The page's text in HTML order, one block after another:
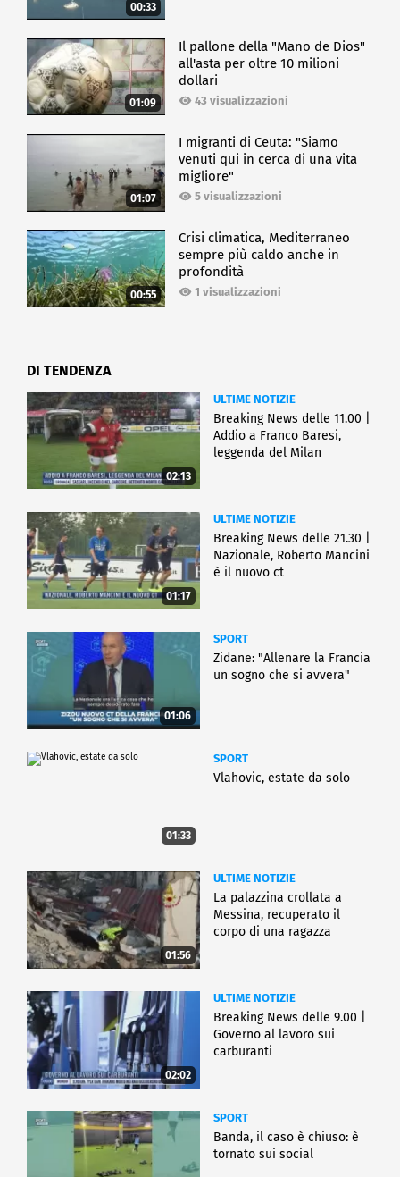
00:33
01:09
Il pallone della "Mano de Dios"
all'asta per oltre 10 milioni
dollari
43 visualizzazioni
01:07
I migranti di Ceuta: "Siamo
venuti qui in cerca di una vita
migliore"
5 visualizzazioni
00:55
Crisi climatica, Mediterraneo
sempre più caldo anche in
profondità
1 visualizzazioni
DI TENDENZA
02:13
ULTIME NOTIZIE
Breaking News delle 11.00 |
Addio a Franco Baresi,
leggenda del Milan
01:17
ULTIME NOTIZIE
Breaking News delle 21.30 |
Nazionale, Roberto Mancini
è il nuovo ct
01:06
SPORT
Zidane: "Allenare la Francia
un sogno che si avvera"
01:33
SPORT
Vlahovic, estate da solo
01:56
ULTIME NOTIZIE
La palazzina crollata a
Messina, recuperato il
corpo di una ragazza
02:02
ULTIME NOTIZIE
Breaking News delle 9.00 |
Governo al lavoro sui
carburanti
SPORT
Banda, il caso è chiuso: è
tornato sui social